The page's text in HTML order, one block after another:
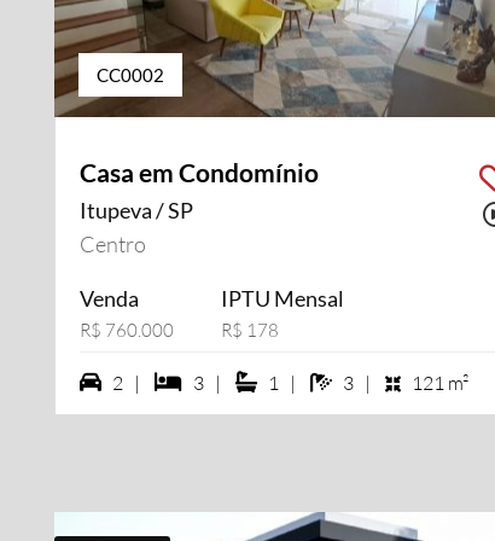
CC0002
Casa em Condomínio
Itupeva / SP
Centro
Venda
R$ 760.000
IPTU Mensal
R$ 178
2 vagas na garagem
2 | 3 dormiórios
3 | 1 suítes
1 | 3 banheiros
3 | 121 m²